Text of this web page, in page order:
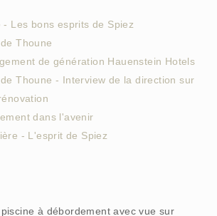
- Les bons esprits de Spiez
Thoune
de génération Hauenstein Hotels
Thoune - Interview de la direction sur
dans l'avenir
- L'esprit de Spiez